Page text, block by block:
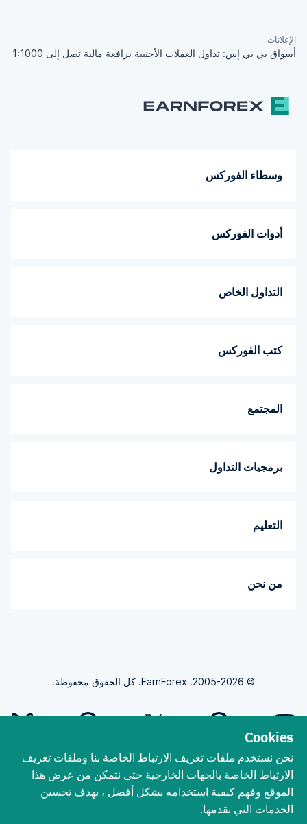
الإعلانات
أسواق بي بي إس: تداول العملات الأجنبية برافعة مالية تصل إلى 1:1000
وسطاء الفوركس
أدوات الفوركس
التداول الخاص
كتب الفوركس
المجتمع
برمجيات التداول
التعليم
من نحن
© 2005-2026. EarnForex. كل الحقوق محفوظة.
طورت بواسطة
Cookies
نحن نستخدم ملفات تعريف الارتباط الخاصة بنا وملفات تعريف
الارتباط الخاصة بالجهات الخارجية حتى نتمكن من عرض هذا
الموقع وفهم كيفية استخدامه بشكل أفضل ، بهدف تحسين
الخدمات التي نقدمها.